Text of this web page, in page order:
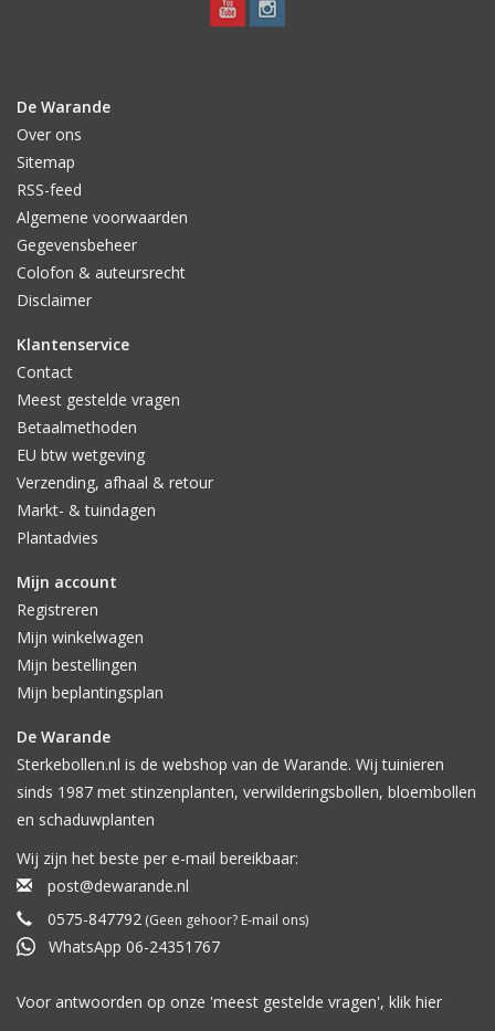
De Warande
Over ons
Sitemap
RSS-feed
Algemene voorwaarden
Gegevensbeheer
Colofon & auteursrecht
Disclaimer
Klantenservice
Contact
Meest gestelde vragen
Betaalmethoden
EU btw wetgeving
Verzending, afhaal & retour
Markt- & tuindagen
Plantadvies
Mijn account
Registreren
Mijn winkelwagen
Mijn bestellingen
Mijn beplantingsplan
De Warande
Sterkebollen.nl is de webshop van de Warande. Wij tuinieren
sinds 1987 met stinzenplanten, verwilderingsbollen, bloembollen
en schaduwplanten
Wij zijn het beste per e-mail bereikbaar:
post@dewarande.nl
0575-847792 (Geen gehoor? E-mail ons)
WhatsApp 06-24351767
Voor antwoorden op onze 'meest gestelde vragen', klik hier